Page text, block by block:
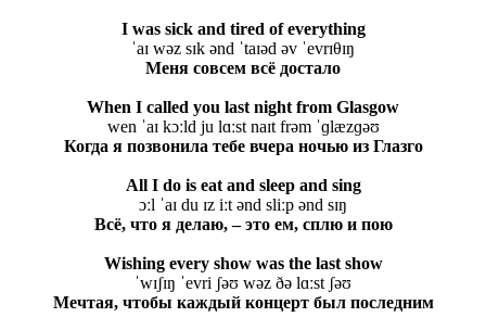
I was sick and tired of everything
ˈaɪ wəz sɪk ənd ˈtaɪəd əv ˈevrɪθɪŋ
Меня совсем всё достало
When I called you last night from Glasgow
wen ˈaɪ kɔːld ju lɑːst naɪt frəm ˈɡlæzɡəʊ
Когда я позвонила тебе вчера ночью из Глазго
All I do is eat and sleep and sing
ɔːl ˈaɪ du ɪz iːt ənd sliːp ənd sɪŋ
Всё, что я делаю, – это ем, сплю и пою
Wishing every show was the last show
ˈwɪʃɪŋ ˈevri ʃəʊ wəz ðə lɑːst ʃəʊ
Мечтая, чтобы каждый концерт был последним